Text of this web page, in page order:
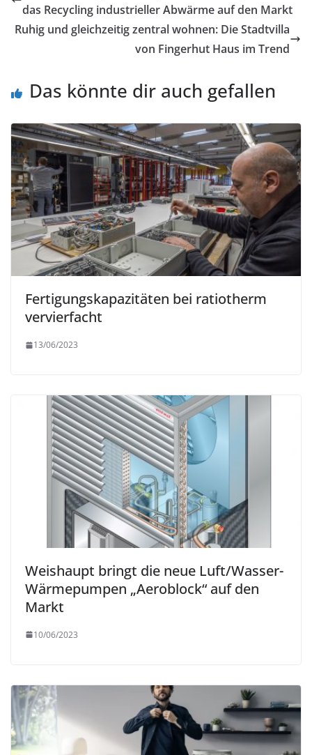
das Recycling industrieller Abwärme auf den Markt
Ruhig und gleichzeitig zentral wohnen: Die Stadtvilla
von Fingerhut Haus im Trend
Das könnte dir auch gefallen
Fertigungskapazitäten bei ratiotherm
vervierfacht
13/06/2023
Weishaupt bringt die neue Luft/Wasser-
Wärmepumpen „Aeroblock“ auf den
Markt
10/06/2023